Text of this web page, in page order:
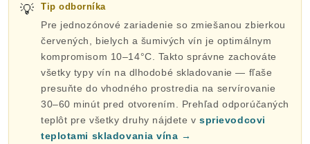
💡 Tip odborníka
Pre jednozónové zariadenie so zmiešanou zbierkou
červených, bielych a šumivých vín je optimálnym
kompromisom 10–14°C. Takto správne zachováte
všetky typy vín na dlhodobé skladovanie — fľaše
presuňte do vhodného prostredia na servírovanie
30–60 minút pred otvorením. Prehľad odporúčaných
teplôt pre všetky druhy nájdete vsprievodcovi
teplotami skladovania vína →